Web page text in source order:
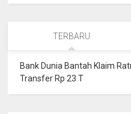
TERBARU
Bank Dunia Bantah Klaim
Transfer Rp 23 T